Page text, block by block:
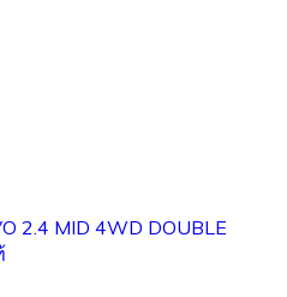
2.4 MID 4WD DOUBLE